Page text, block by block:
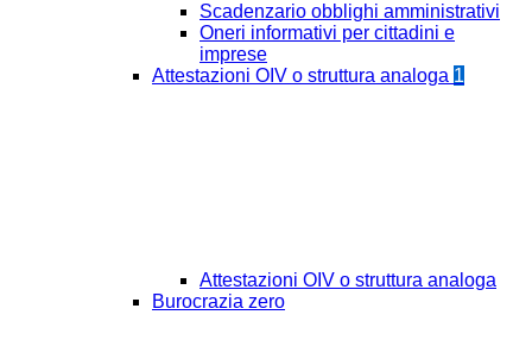
Scadenzario obblighi amministrativi
Oneri informativi per cittadini e
imprese
Attestazioni OIV o struttura analoga 1
Attestazioni OIV o struttura analoga
Burocrazia zero